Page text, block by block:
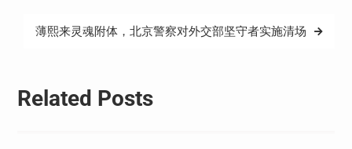
薄熙来灵魂附体，北京警察对外交部坚守者实施清场
Related Posts